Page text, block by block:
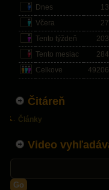
Dnes
Včera
Tento týždeň
Tento mesiac
Celkove
Čitáreň
Články
Video
Go